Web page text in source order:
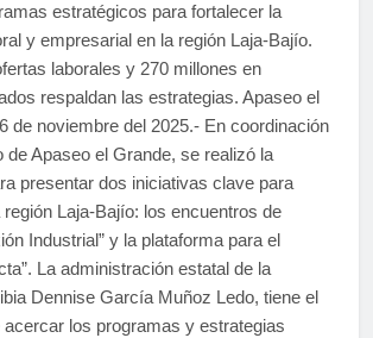
estratégicos para fortalecer la
y empresarial en la región Laja-Bajío.
laborales y 270 millones en
respaldan las estrategias. Apaseo el
de noviembre del 2025.- En coordinación
de Apaseo el Grande, se realizó la
presentar dos iniciativas clave para
Laja-Bajío: los encuentros de
Industrial” y la plataforma para el
La administración estatal de la
Dennise García Muñoz Ledo, tiene el
los programas y estrategias